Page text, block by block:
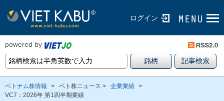
ログイン
powered by
ベトナム株情報 > ベト株ニュース > 企業業績 >
VC7：2026年 第1四半期業績